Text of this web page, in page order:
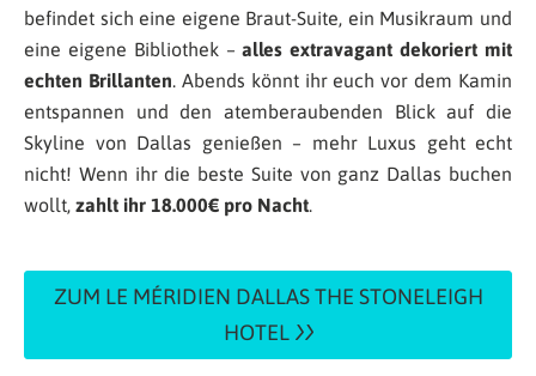
befindet sich eine eigene Braut-Suite, ein Musikraum und
eine eigene Bibliothek –alles extravagant dekoriert mit
echten Brillanten. Abends könnt ihr euch vor dem Kamin
entspannen und den atemberaubenden Blick auf die
Skyline von Dallas genießen – mehr Luxus geht echt
nicht! Wenn ihr die beste Suite von ganz Dallas buchen
wollt, zahlt ihr 18.000€ pro Nacht.
ZUM LE MÉRIDIEN DALLAS THE STONELEIGH
HOTEL